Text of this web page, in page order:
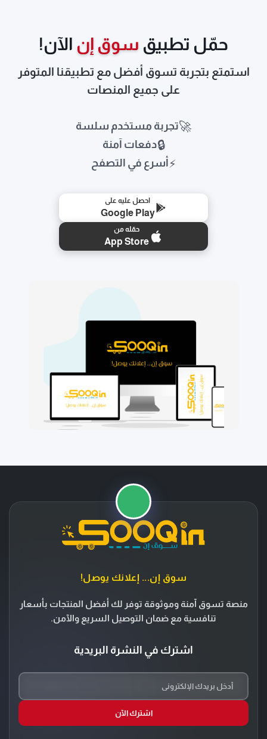
حمّل تطبيق سوق إن الآن!
استمتع بتجربة تسوق أفضل مع تطبيقنا المتوفر
على جميع المنصات
🚀تجربة مستخدم سلسة
🔒دفعات آمنة
⚡أسرع في التصفح
احصل عليه على
Google Play
حمّله من
App Store
📱
⭐
🚚
سوق إن... إعلانك يوصل!
منصة تسوق آمنة وموثوقة توفر لك أفضل المنتجات بأسعار
تنافسية مع ضمان التوصيل السريع والآمن.
اشترك في النشرة البريدية
اشترك الآن